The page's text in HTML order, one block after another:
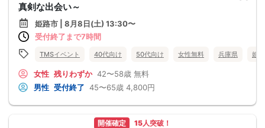
真剣な出会い～
姫路市 | 8月8日(土) 13:30〜
受付終了まで7時間
TMSイベント 40代向け 50代向け 女性無料 兵庫県 姫
女性 残りわずか 42〜58歳 無料
男性 受付終了 45〜65歳 4,800円
開催確定 15人突破！